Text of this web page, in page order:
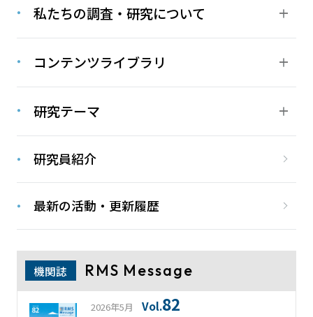
私たちの調査・研究について
コンテンツライブラリ
研究テーマ
研究員紹介
最新の活動・更新履歴
機関誌 RMS Message
2026年5月 Vol.82